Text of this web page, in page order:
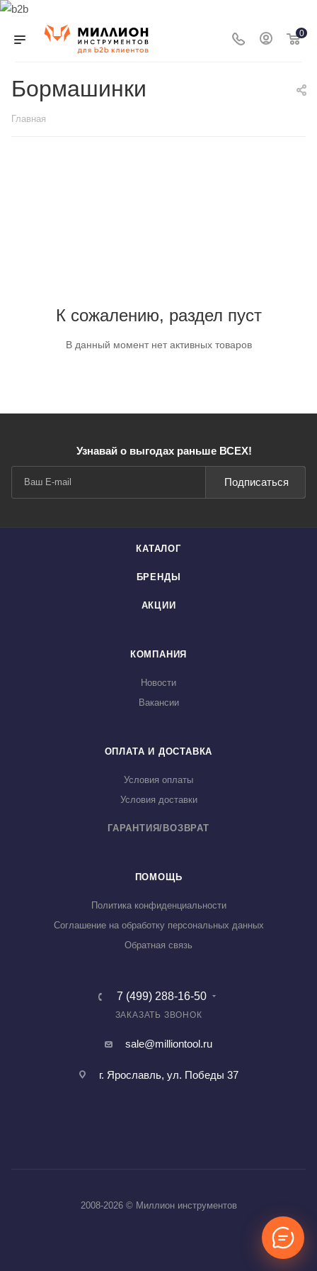
0
Бормашинки
Главная
К сожалению, раздел пуст
В данный момент нет активных товаров
Узнавай о выгодах раньше ВСЕХ!
Подписаться
КАТАЛОГ
БРЕНДЫ
АКЦИИ
КОМПАНИЯ
Новости
Вакансии
ОПЛАТА И ДОСТАВКА
Условия оплаты
Условия доставки
ГАРАНТИЯ/ВОЗВРАТ
ПОМОЩЬ
Политика конфиденциальности
Соглашение на обработку персональных данных
Обратная связь
7 (499) 288-16-50
ЗАКАЗАТЬ ЗВОНОК
sale@milliontool.ru
г. Ярославль, ул. Победы 37
2008-2026 © Миллион инструментов